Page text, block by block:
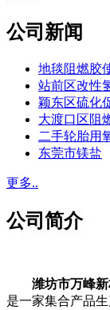
公司新闻
地毯阻燃胶
站前区改性
颖东区硫化
大渡口区阻
二手轮胎用
东莞市镁盐
更多..
公司简介
潍坊市万峰
是一家集合产品